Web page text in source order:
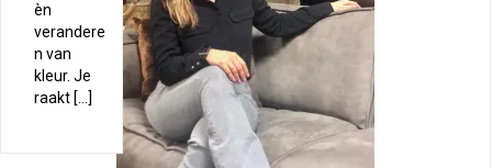
èn
verandere
n van
kleur. Je
raakt […]